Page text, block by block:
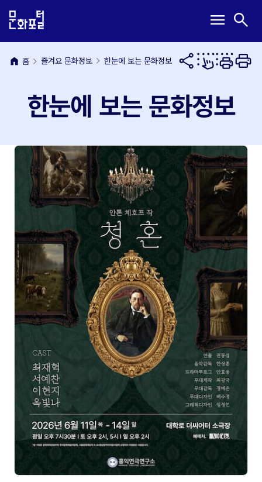
문
내
용
메
뉴
바
메
열
기
menu 검
열
기
search
home 홈 즐겨요 문화정보 한눈에 보는 문화정보
한눈에 보는 문화정보